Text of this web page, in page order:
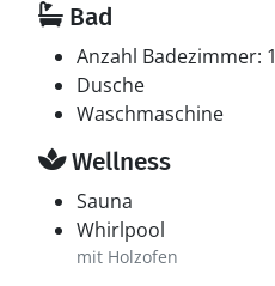
Bad
Anzahl Badezimmer: 1
Dusche
Waschmaschine
Wellness
Sauna
Whirlpool
mit Holzofen